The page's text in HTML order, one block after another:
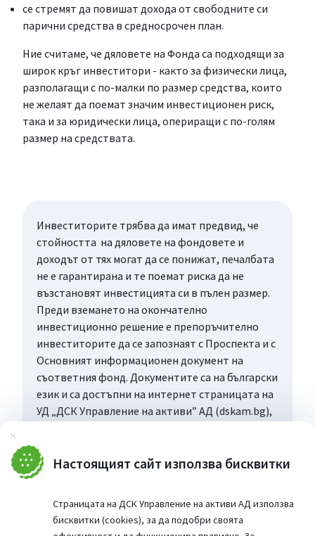
Затвори
Настоящият сайт използва бисквитки
Страницата на ДСК Управление на активи АД използва
бисквитки (cookies), за да подобри своята
се стремят да повишат дохода от свободните си
парични средства в средносрочен план.
Ние считаме, че дяловете на Фонда са подходящи за
широк кръг инвеститори - както за физически лица,
разполагащи с по-малки по размер средства, които
не желаят да поемат значим инвестиционен риск,
така и за юридически лица, опериращи с по-голям
размер на средствата.
Инвеститорите трябва да имат предвид, че
стойността на дяловете на фондовете и
доходът от тях могат да се понижат, печалбата
не е гарантирана и те поемат риска да не
възстановят инвестицията си в пълен размер.
Преди вземането на окончателно
инвестиционно решение е препоръчително
инвеститорите да се запознаят с Проспекта и с
Основният информационен документ на
съответния фонд. Документите са на български
език и са достъпни на интернет страницата на
УД „ДСК Управление на активи” АД (dskam.bg),
Управляващото дружество или в офисите на
„Банка ДСК”, определени за точка на
работното им време.